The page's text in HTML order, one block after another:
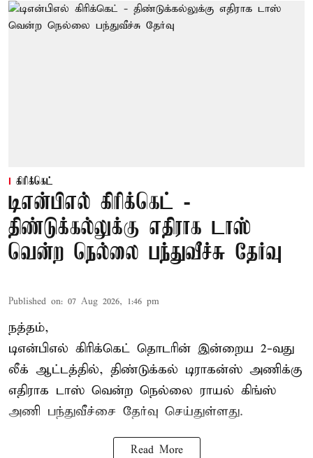
கிரிக்கெட்
டிஎன்பிஎல் கிரிக்கெட் -
திண்டுக்கல்லுக்கு எதிராக டாஸ்
வென்ற நெல்லை பந்துவீச்சு தேர்வு
Published on: 07 Aug 2026, 1:46 pm
நத்தம்,
டிஎன்பிஎல் கிரிக்கெட் தொடரின் இன்றைய 2-வது
லீக் ஆட்டத்தில், திண்டுக்கல் டிராகன்ஸ் அணிக்கு
எதிராக டாஸ் வென்ற நெல்லை ராயல் கிங்ஸ்
அணி பந்துவீச்சை தேர்வு செய்துள்ளது.
Read More